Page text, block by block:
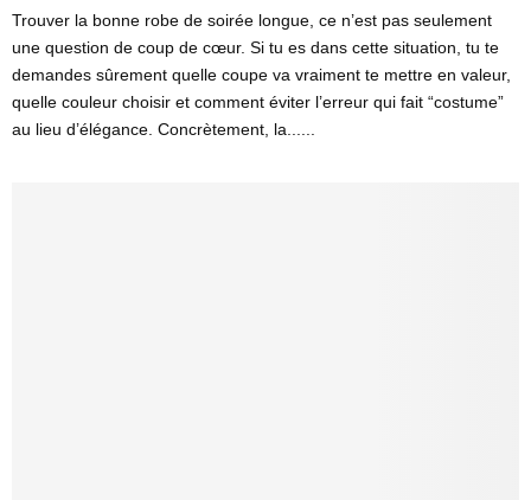
Trouver la bonne robe de soirée longue, ce n’est pas seulement
une question de coup de cœur. Si tu es dans cette situation, tu te
demandes sûrement quelle coupe va vraiment te mettre en valeur,
quelle couleur choisir et comment éviter l’erreur qui fait “costume”
au lieu d’élégance. Concrètement, la......